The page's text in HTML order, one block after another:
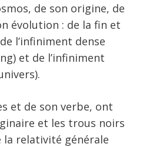
de son origine, de
évolution : de la fin et
l’infiniment dense
et de l’infiniment
et de son verbe, ont
et les trous noirs
la relativité générale